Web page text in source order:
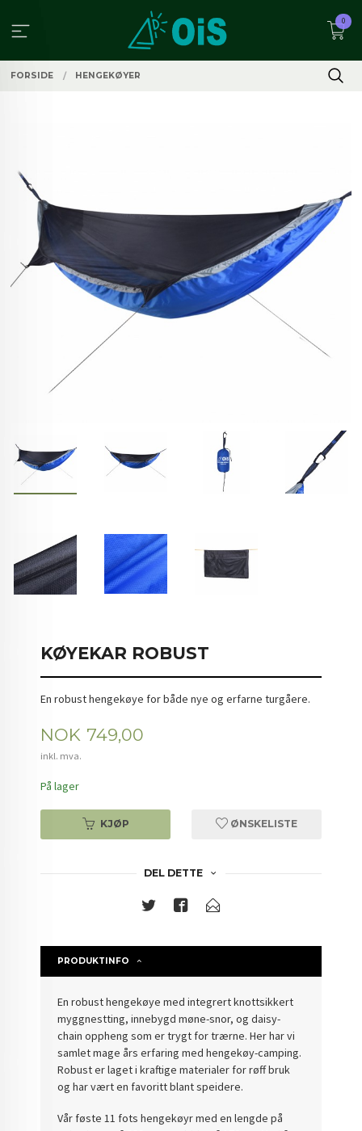
innholdet
0
FORSIDE HENGEKØYER
KØYEKAR ROBUST
En robust hengekøye for både nye og erfarne turgåere.
Pris
NOK 749,00
inkl. mva.
På lager
KJØP ØNSKELISTE
DEL DETTE
PRODUKTINFO
En robust hengekøye med integrert knottsikkert
myggnestting, innebygd møne-snor, ogdaisy-
chain oppheng som er trygt for trærne. Her har vi
samlet mage års erfaring med hengekøy-camping.
Robust er laget i kraftige materialer for røff bruk
og har vært en favoritt blant speidere.
Vår føste 11 fots hengekøyr med en lengde på